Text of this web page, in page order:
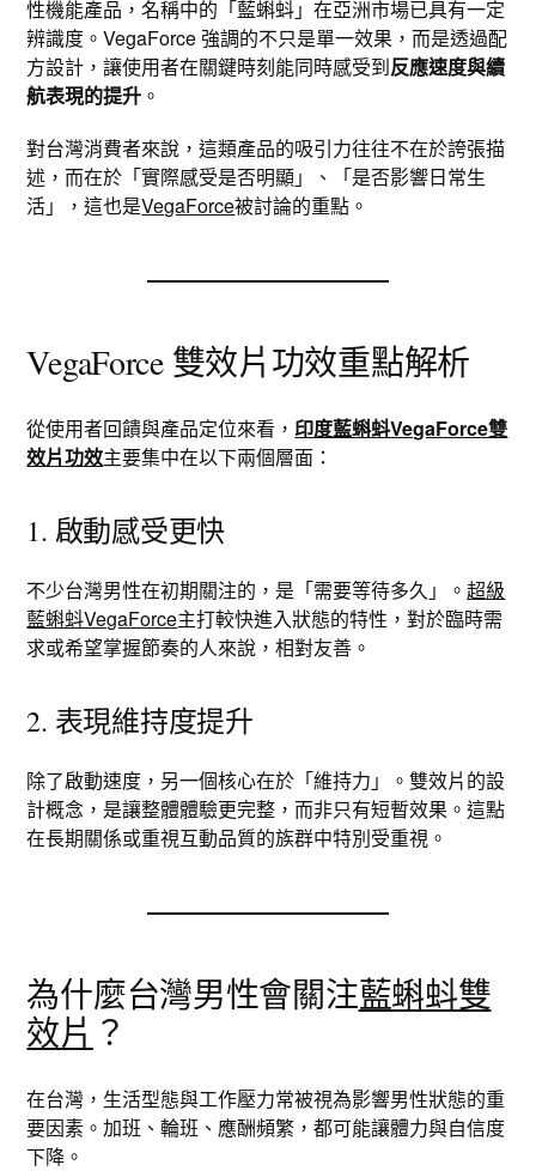
性機能產品，名稱中的「藍蝌蚪」在亞洲市場已具有一定
辨識度。VegaForce 強調的不只是單一效果，而是透過配
方設計，讓使用者在關鍵時刻能同時感受到反應速度與續
航表現的提升 。
對台灣消費者來說，這類產品的吸引力往往不在於誇張描
述，而在於「實際感受是否明顯」、「是否影響日常生
活」，這也是VegaForce被討論的重點。
VegaForce 雙效片功效重點解析
從使用者回饋與產品定位來看， 印度藍蝌蚪VegaForce雙
效片功效主要集中在以下兩個層面：
1. 啟動感受更快
不少台灣男性在初期關注的，是「需要等待多久」。超級
藍蝌蚪VegaForce主打較快進入狀態的特性，對於臨時需
求或希望掌握節奏的人來說，相對友善。
2. 表現維持度提升
除了啟動速度，另一個核心在於「維持力」。雙效片的設
計概念，是讓整體體驗更完整，而非只有短暫效果。這點
在長期關係或重視互動品質的族群中特別受重視。
為什麼台灣男性會關注藍蝌蚪雙
效片 ？
在台灣，生活型態與工作壓力常被視為影響男性狀態的重
要因素。加班、輪班、應酬頻繁，都可能讓體力與自信度
下降。